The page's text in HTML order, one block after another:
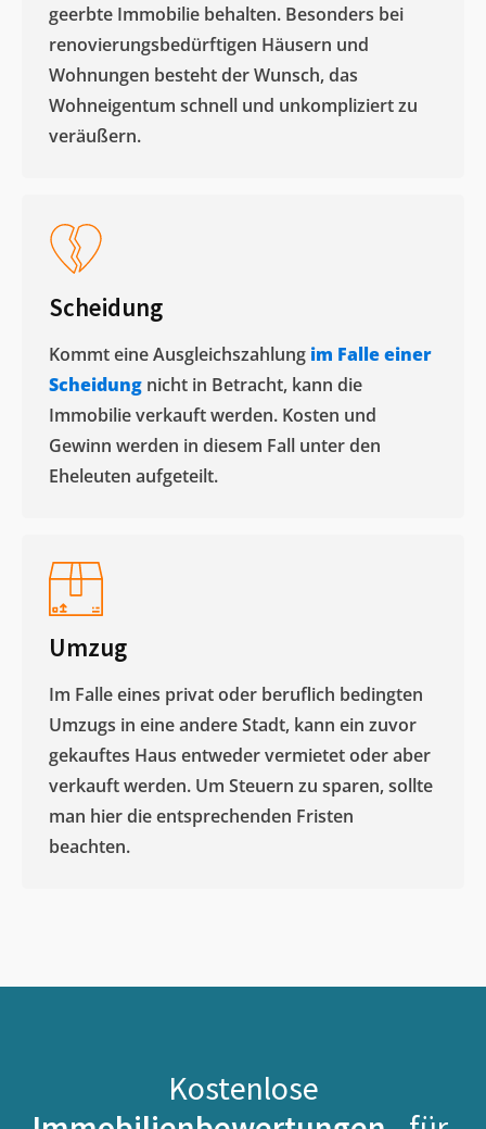
geerbte Immobilie behalten. Besonders bei
renovierungsbedürftigen Häusern und
Wohnungen besteht der Wunsch, das
Wohneigentum schnell und unkompliziert zu
veräußern. ​
Scheidung
Kommt eine Ausgleichszahlung im Falle einer
Scheidung nicht in Betracht, kann die
Immobilie verkauft werden. Kosten und
Gewinn werden in diesem Fall unter den
Eheleuten aufgeteilt.​
Umzug
Im Falle eines privat oder beruflich bedingten
Umzugs in eine andere Stadt, kann ein zuvor
gekauftes Haus entweder vermietet oder aber
verkauft werden. Um Steuern zu sparen, sollte
man hier die entsprechenden Fristen
beachten.
Kostenlose